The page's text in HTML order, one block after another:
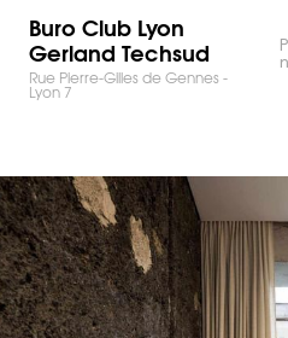
Buro Club Lyon
Gerland Techsud
Rue Pierre-Gilles de Gennes -
Lyon 7